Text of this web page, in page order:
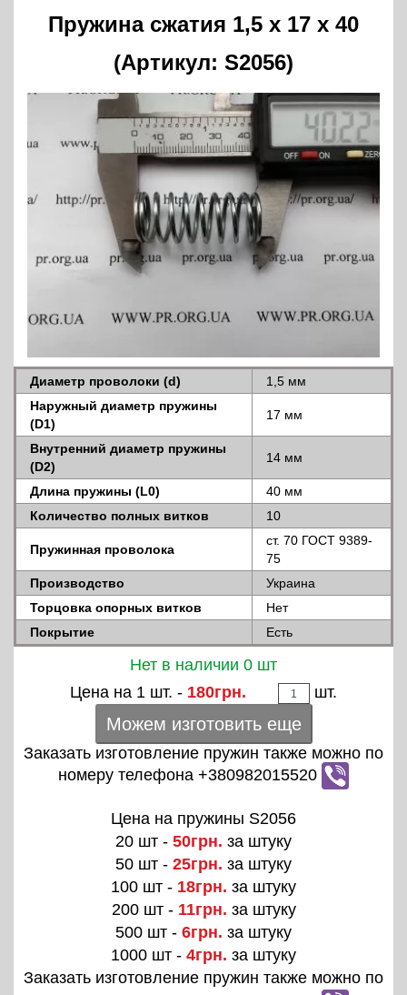
Пружина сжатия 1,5 х 17 х 40
(Артикул: S2056)
Диаметр проволоки (d)
1,5 мм
Наружный диаметр пружины
(D1)
17 мм
Внутренний диаметр пружины
(D2)
14 мм
Длина пружины (L0)
40 мм
Количество полных витков
10
Пружинная проволока
ст. 70 ГОСТ 9389-
75
Производство
Украина
Торцовка опорных витков
Нет
Покрытие
Есть
Нет в наличии 0 шт
Цена на 1 шт. - 180грн. шт.
Можем изготовить еще
Заказать изготовление пружин также можно по
номеру телефона +380982015520
Цена на пружины S2056
20 шт - 50грн. за штуку
50 шт - 25грн. за штуку
100 шт - 18грн. за штуку
200 шт - 11грн. за штуку
500 шт - 6грн. за штуку
1000 шт - 4грн. за штуку
Заказать изготовление пружин также можно по